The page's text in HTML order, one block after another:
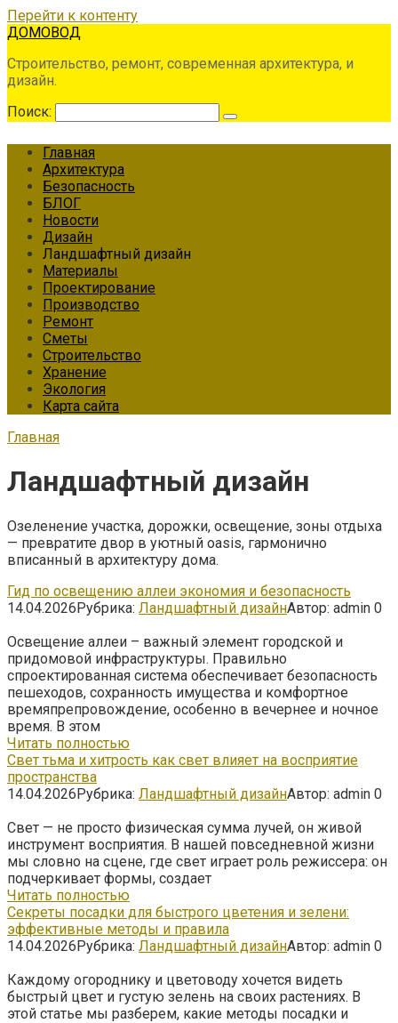
Перейти к контенту
ДОМОВОД
Строительство, ремонт, современная архитектура, и
дизайн.
Поиск:
Главная
Архитектура
Безопасность
БЛОГ
Новости
Дизайн
Ландшафтный дизайн
Материалы
Проектирование
Производство
Ремонт
Сметы
Строительство
Хранение
Экология
Карта сайта
Главная
Ландшафтный дизайн
Озеленение участка, дорожки, освещение, зоны отдыха
— превратите двор в уютный oasis, гармонично
вписанный в архитектуру дома.
Гид по освещению аллеи экономия и безопасность
14.04.2026Рубрика: Ландшафтный дизайнАвтор: admin 0
Освещение аллеи – важный элемент городской и
придомовой инфраструктуры. Правильно
спроектированная система обеспечивает безопасность
пешеходов, сохранность имущества и комфортное
времяпрепровождение, особенно в вечернее и ночное
время. В этом
Читать полностью
Свет тьма и хитрость как свет влияет на восприятие
пространства
14.04.2026Рубрика: Ландшафтный дизайнАвтор: admin 0
Свет — не просто физическая сумма лучей, он живой
инструмент восприятия. В нашей повседневной жизни
мы словно на сцене, где свет играет роль режиссера: он
подчеркивает формы, создает
Читать полностью
Секреты посадки для быстрого цветения и зелени:
эффективные методы и правила
14.04.2026Рубрика: Ландшафтный дизайнАвтор: admin 0
Каждому огороднику и цветоводу хочется видеть
быстрый цвет и густую зелень на своих растениях. В
этой статье мы разберем, какие методы посадки и